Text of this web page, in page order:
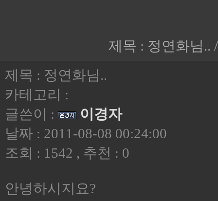
제목 : 정연화님..
제목 : 정연화님..
카테고리 :
글쓴이 :
이경자
날짜 : 2011-08-08 00:24:00
조회 : 1542 , 추천 : 0
안녕하시지요?